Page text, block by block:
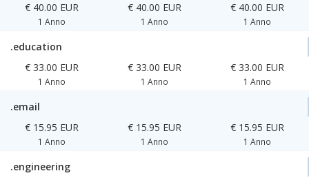
€ 40.00 EUR
1 Anno
€ 40.00 EUR
1 Anno
€ 40.00 EUR
1 Anno
.education
€ 33.00 EUR
1 Anno
€ 33.00 EUR
1 Anno
€ 33.00 EUR
1 Anno
.email
€ 15.95 EUR
1 Anno
€ 15.95 EUR
1 Anno
€ 15.95 EUR
1 Anno
.engineering